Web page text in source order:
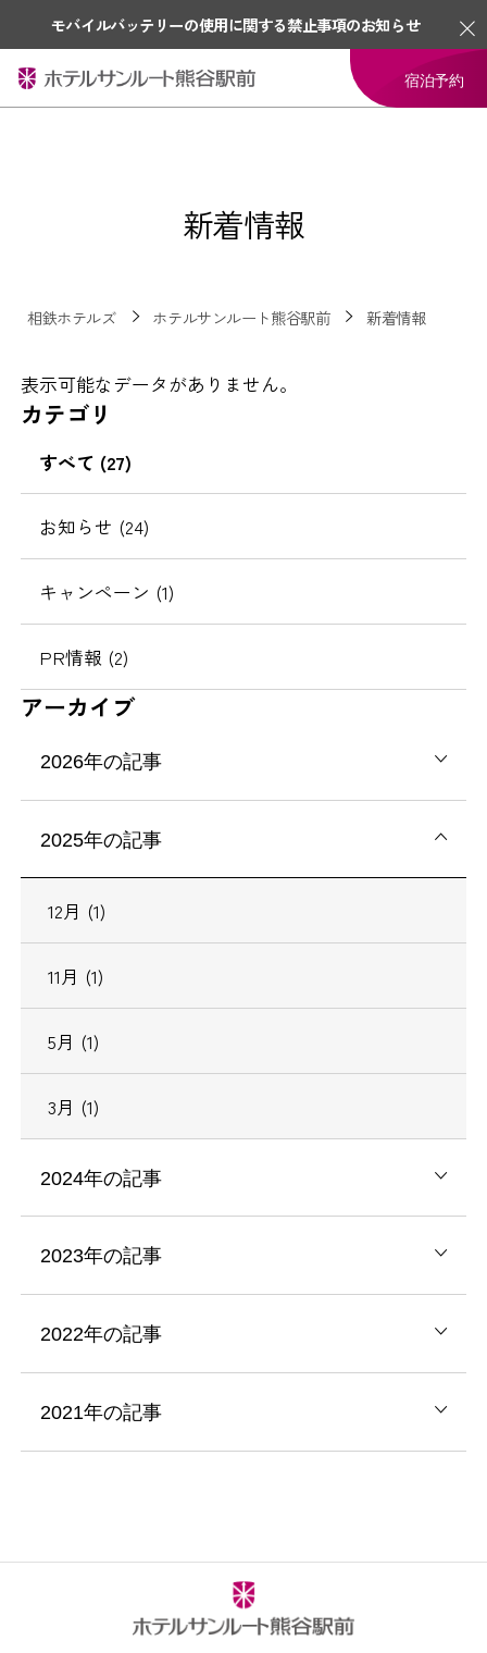
モバイルバッテリーの使用に関する禁止事項のお知らせ
宿泊予約
新着情報
相鉄ホテルズ ホテルサンルート熊谷駅前 新着情報
表示可能なデータがありません。
カテゴリ
すべて (27)
お知らせ (24)
キャンペーン (1)
PR情報 (2)
アーカイブ
2026年の記事
2025年の記事
12月 (1)
11月 (1)
5月 (1)
3月 (1)
2024年の記事
2023年の記事
2022年の記事
2021年の記事